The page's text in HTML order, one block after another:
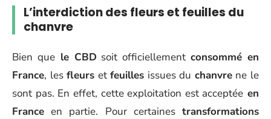
L’interdiction des fleurs et feuilles du
chanvre
Bien quele CBD soit officiellementconsommé en
France, lesfleurs etfeuilles issues du chanvrene le
sont pas. En effet, cette exploitation est acceptée en
France en partie. Pour certaines transformations